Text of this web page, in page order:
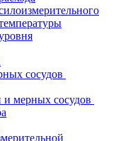
сосудов
и мерных сосудов